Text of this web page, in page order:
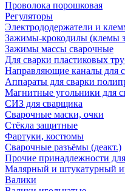
Проволока порошковая
Регуляторы
Электрододержатели и
Зажимы-крокодилы (клемы
Зажимы массы сварочные
Для сварки пластиковых
Направляющие каналы для
Аппараты для сварки
Магнитные угольники для
СИЗ для сварщика
Сварочные маски, очки
Стёкла защитные
Фартуки, костюмы
Сварочные разъёмы (деакт.)
Прочие принадлежности
Малярный и штукатурный
Валики